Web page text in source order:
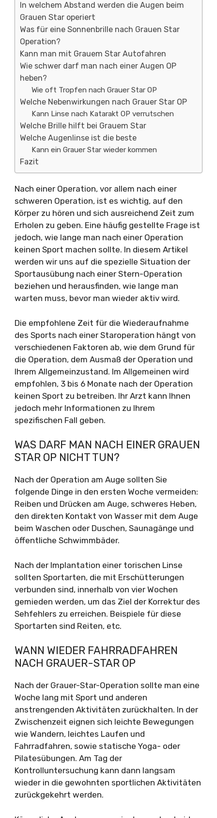
In welchem Abstand werden die Augen beim
Grauen Star operiert
Was für eine Sonnenbrille nach Grauen Star
Operation?
Kann man mit Grauem Star Autofahren
Wie schwer darf man nach einer Augen OP
heben?
Wie oft Tropfen nach Grauer Star OP
Welche Nebenwirkungen nach Grauer Star OP
Kann Linse nach Katarakt OP verrutschen
Welche Brille hilft bei Grauem Star
Welche Augenlinse ist die beste
Kann ein Grauer Star wieder kommen
Fazit
Nach einer Operation, vor allem nach einer
schweren Operation, ist es wichtig, auf den
Körper zu hören und sich ausreichend Zeit zum
Erholen zu geben. Eine häufig gestellte Frage ist
jedoch, wie lange man nach einer Operation
keinen Sport machen sollte. In diesem Artikel
werden wir uns auf die spezielle Situation der
Sportausübung nach einer Stern-Operation
beziehen und herausfinden, wie lange man
warten muss, bevor man wieder aktiv wird.
Die empfohlene Zeit für die Wiederaufnahme
des Sports nach einer Staroperation hängt von
verschiedenen Faktoren ab, wie dem Grund für
die Operation, dem Ausmaß der Operation und
Ihrem Allgemeinzustand. Im Allgemeinen wird
empfohlen, 3 bis 6 Monate nach der Operation
keinen Sport zu betreiben. Ihr Arzt kann Ihnen
jedoch mehr Informationen zu Ihrem
spezifischen Fall geben.
WAS DARF MAN NACH EINER GRAUEN
STAR OP NICHT TUN?
Nach der Operation am Auge sollten Sie
folgende Dinge in den ersten Woche vermeiden:
Reiben und Drücken am Auge, schweres Heben,
den direkten Kontakt von Wasser mit dem Auge
beim Waschen oder Duschen, Saunagänge und
öffentliche Schwimmbäder.
Nach der Implantation einer torischen Linse
sollten Sportarten, die mit Erschütterungen
verbunden sind, innerhalb von vier Wochen
gemieden werden, um das Ziel der Korrektur des
Sehfehlers zu erreichen. Beispiele für diese
Sportarten sind Reiten, etc.
WANN WIEDER FAHRRADFAHREN
NACH GRAUER-STAR OP
Nach der Grauer-Star-Operation sollte man eine
Woche lang mit Sport und anderen
anstrengenden Aktivitäten zurückhalten. In der
Zwischenzeit eignen sich leichte Bewegungen
wie Wandern, leichtes Laufen und
Fahrradfahren, sowie statische Yoga- oder
Pilatesübungen. Am Tag der
Kontrolluntersuchung kann dann langsam
wieder in die gewohnten sportlichen Aktivitäten
zurückgekehrt werden.